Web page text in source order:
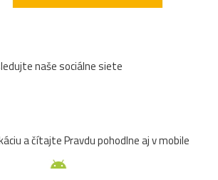
naše sociálne siete
a čítajte Pravdu pohodlne aj v mobile